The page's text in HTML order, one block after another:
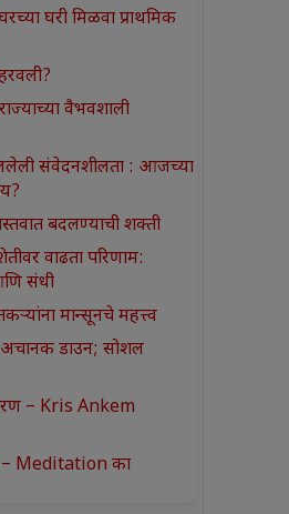
घरी मिळवा प्राथमिक
वैभवशाली
संवेदनशीलता : आजच्या
बदलण्याची शक्ती
वाढता परिणाम:
संधी
मान्सूनचे महत्त्व
अचानक डाउन; सोशल
– Kris Ankem
– Meditation का